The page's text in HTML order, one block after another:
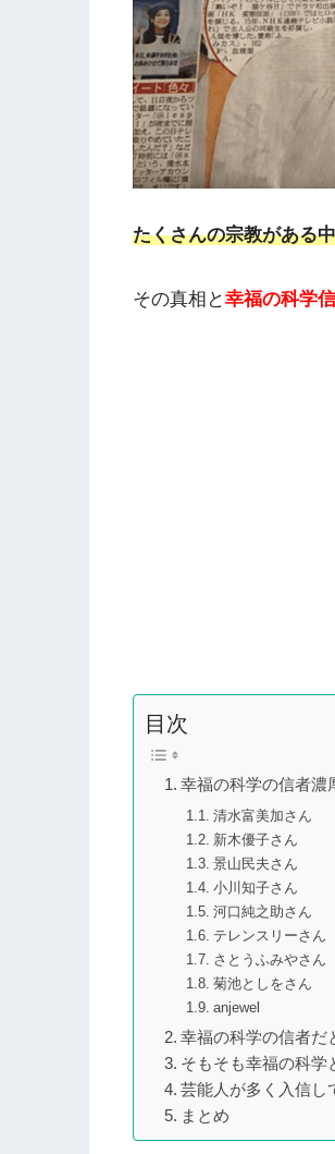
たくさんの宗教がある
その真相と幸福の科学
目次
幸福の科学の信者濃
清水富美加さん
新木優子さん
景山民夫さん
小川知子さん
河口純之助さん
テレンスリーさん
さとうふみやさん
菊池としをさん
anjewel
幸福の科学の信者だ
そもそも幸福の科学
芸能人が多く入信し
まとめ